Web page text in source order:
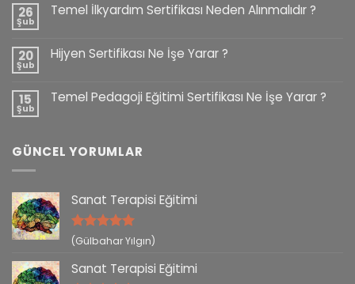
26
Şub
Temel İlkyardım Sertifikası Neden Alınmalıdır ?
20
Şub
Hijyen Sertifikası Ne İşe Yarar ?
15
Şub
Temel Pedagoji Eğitimi Sertifikası Ne İşe Yarar ?
GÜNCEL YORUMLAR
Sanat Terapisi Eğitimi
5 üzerinden
(Gülbahar Yılgın)
Sanat Terapisi Eğitimi